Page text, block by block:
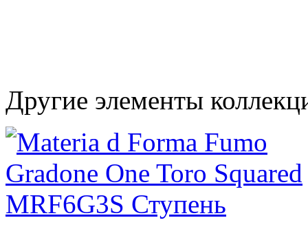
Другие элементы